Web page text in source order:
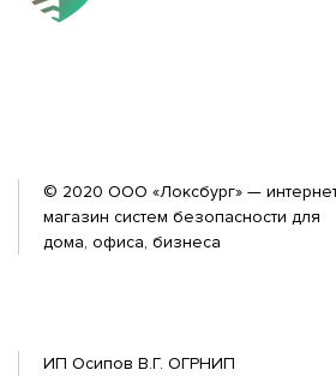
© 2020 ООО «Локсбург» —
магазин систем безопасности для
дома, офиса, бизнеса
ИП Осипов В.Г. ОГРНИП